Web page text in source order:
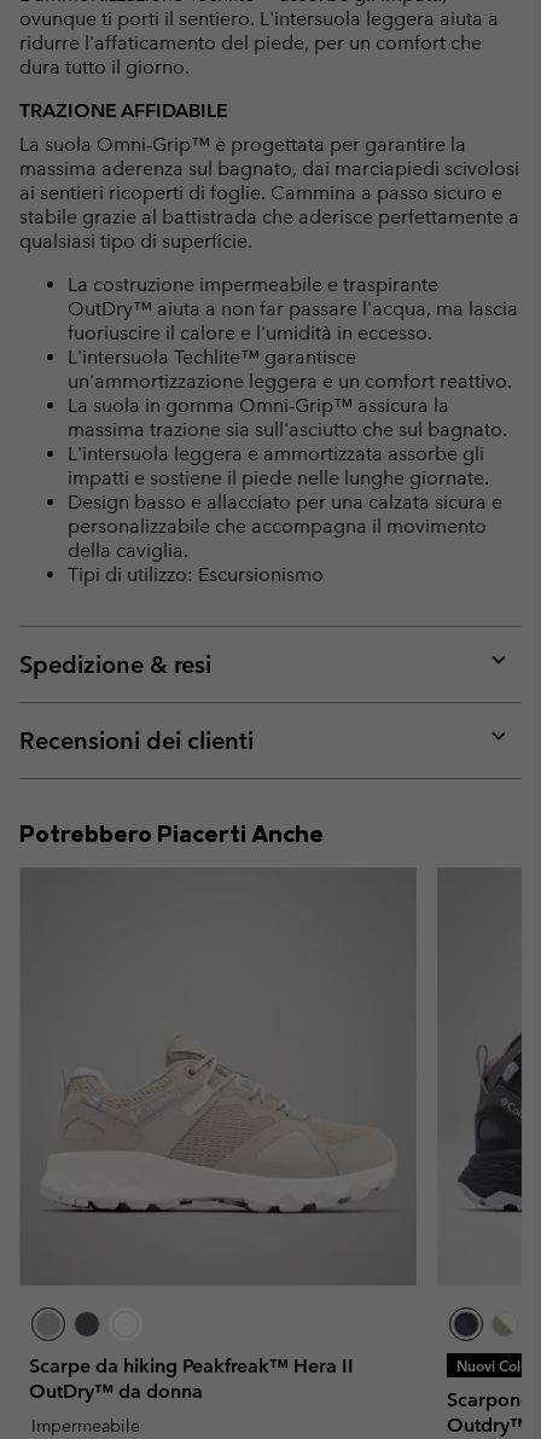
ovunque ti porti il sentiero. L'intersuola leggera aiuta a
ridurre l'affaticamento del piede, per un comfort che
dura tutto il giorno.
TRAZIONE AFFIDABILE
La suola Omni-Grip™ è progettata per garantire la
massima aderenza sul bagnato, dai marciapiedi scivolosi
ai sentieri ricoperti di foglie. Cammina a passo sicuro e
stabile grazie al battistrada che aderisce perfettamente a
qualsiasi tipo di superficie.
La costruzione impermeabile e traspirante
OutDry™ aiuta a non far passare l'acqua, ma lascia
fuoriuscire il calore e l'umidità in eccesso.
L'intersuola Techlite™ garantisce
un'ammortizzazione leggera e un comfort reattivo.
La suola in gomma Omni-Grip™ assicura la
massima trazione sia sull'asciutto che sul bagnato.
L'intersuola leggera e ammortizzata assorbe gli
impatti e sostiene il piede nelle lunghe giornate.
Design basso e allacciato per una calzata sicura e
personalizzabile che accompagna il movimento
della caviglia.
Tipi di utilizzo: Escursionismo
Spedizione & resi
or
Recensioni dei clienti
or
Potrebbero Piacerti Anche
Scarpe da hiking Peakfreak™ Hera II
OutDry™ da donna
Impermeabile
Nuovi Colori
Outdry™